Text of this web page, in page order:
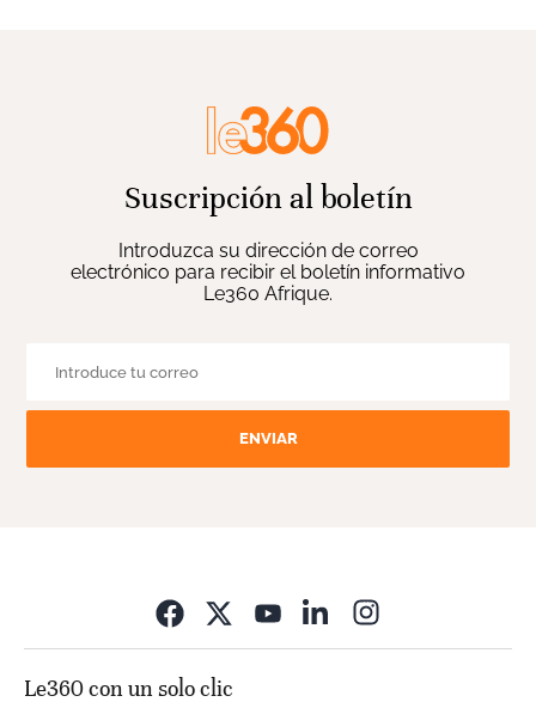
Suscripción al boletín
Introduzca su dirección de correo
electrónico para recibir el boletín informativo
Le360 Afrique.
ENVIAR
Le360 con un solo clic